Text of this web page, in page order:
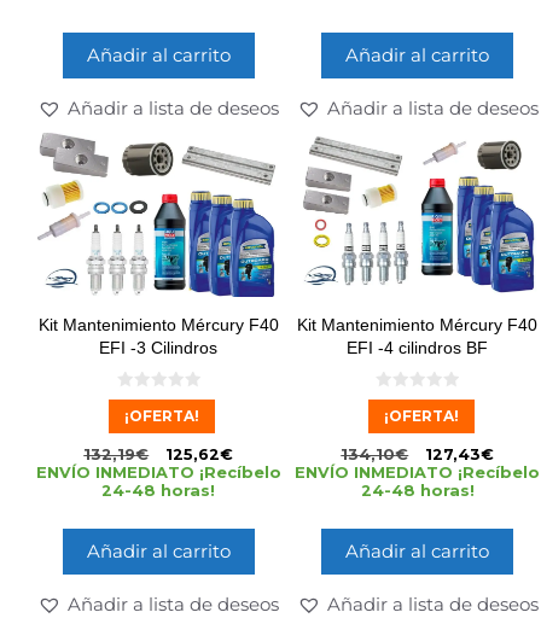
Añadir al carrito
Añadir a lista de deseos
Añadir al carrito
Añadir a lista de deseos
Kit Mantenimiento Mércury F40
EFI -3 Cilindros
0
e
¡OFERTA!
132,19€ 125,62€
ENVÍO INMEDIATO ¡Recíbelo
24-48 horas!
Añadir al carrito
Añadir a lista de deseos
Kit Mantenimiento Mércury F40
EFI -4 cilindros BF
0
e
¡OFERTA!
134,10€ 127,43€
ENVÍO INMEDIATO ¡Recíbelo
24-48 horas!
Añadir al carrito
Añadir a lista de deseos